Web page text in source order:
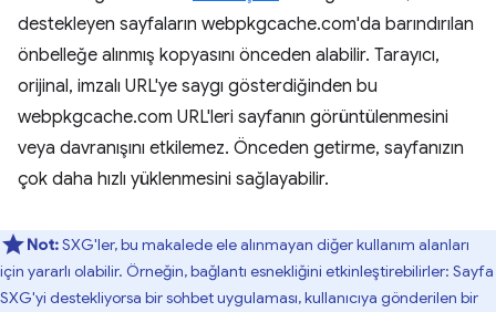
destekleyen sayfaların webpkgcache.com'da barındırılan
önbelleğe alınmış kopyasını önceden alabilir. Tarayıcı,
orijinal, imzalı URL'ye saygı gösterdiğinden bu
webpkgcache.com URL'leri sayfanın görüntülenmesini
veya davranışını etkilemez. Önceden getirme, sayfanızın
çok daha hızlı yüklenmesini sağlayabilir.
Not:SXG'ler, bu makalede ele alınmayan diğer kullanım alanları
için yararlı olabilir. Örneğin, bağlantı esnekliğini etkinleştirebilirler: Sayfa
SXG'yi destekliyorsa bir sohbet uygulaması, kullanıcıya gönderilen bir